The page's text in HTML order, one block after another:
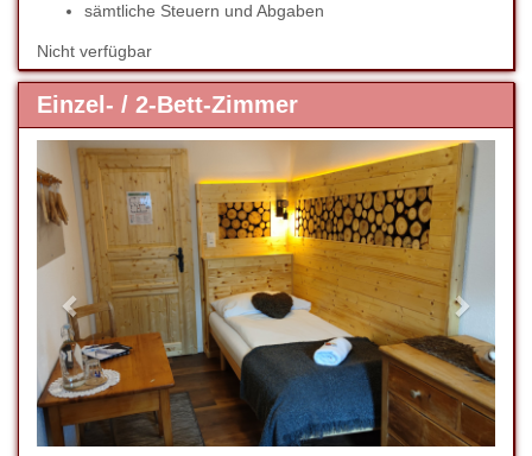
sämtliche Steuern und Abgaben
Nicht verfügbar
Einzel- / 2-Bett-Zimmer
Previous
Next